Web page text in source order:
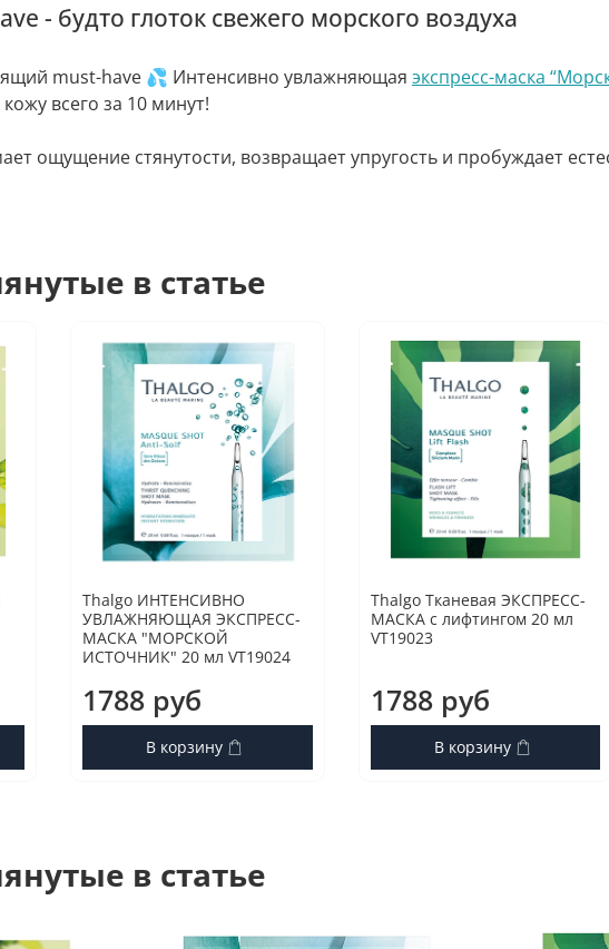
- будто глоток свежего морского воздуха
must-have 💦 Интенсивно увлажняющая экспресс-маска
всего за 10 минут!
ощущение стянутости, возвращает упругость и пробуждает
в статье
Thalgo ИНТЕНСИВНО
УВЛАЖНЯЮЩАЯ ЭКСПРЕСС-
МАСКА "МОРСКОЙ
ИСТОЧНИК" 20 мл VT19024
1788 руб
В корзину
Thalgo Тканевая ЭКСПРЕСС-
МАСКА с лифтингом 20 мл
VT19023
1788 руб
В корзину
в статье